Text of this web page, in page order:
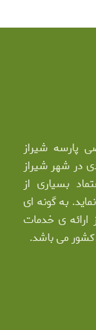
پارسه شیراز
جدی در شهر شیراز
بسیاری از
به گونه ای
ارائه ی خدمات
می باشد.